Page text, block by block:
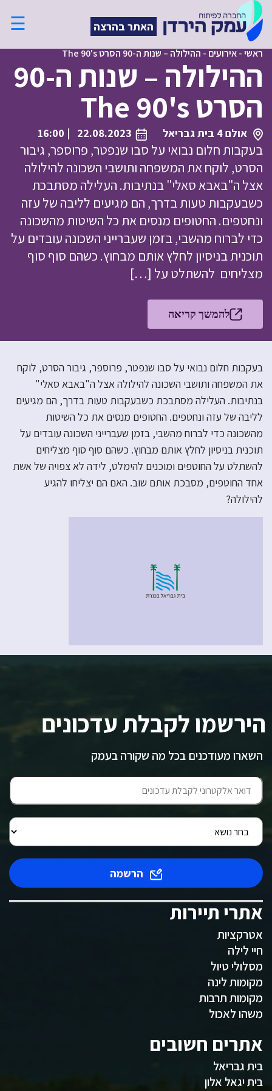
האתר בהרצה ☰
ראשי-אירועים - ההילולה – שנות ה-90 הסרט The 90's
ההילולה – שנות ה-90
הסרט The 90's
אולם 4 בית גבריאל 22.08.2023
| 16:00
בעקבות חלום נבואי על סבו שנפטר, פרוספר, גיבור
הסרט, לוקח את המשפחה ותושבי השכונה להילולה
אצל ה"באבא סאלי" בנתיבות. העלילה מסתבכת
כשבעקבות טעות בדרך, הם מגיעים לליבה של עזה
ונחטפים. החטופים מנסים את כל השיטות מהשכונה
כדי לברוח מהשבי, בזמן שעברייני השכונה עובדים על
תוכנית בניסיון לחלץ אותם מבחוץ. כשהם סוף סוף
מצליחים להשתלט על […]
להמשך קריאה
בעקבות חלום נבואי על סבו שנפטר, פרוספר, גיבור הסרט, לוקח
את המשפחה ותושבי השכונה להילולה אצל ה"באבא סאלי"
בנתיבות. העלילה מסתבכת כשבעקבות טעות בדרך, הם מגיעים
לליבה של עזה ונחטפים. החטופים מנסים את כל השיטות
מהשכונה כדי לברוח מהשבי, בזמן שעברייני השכונה עובדים על
תוכנית בניסיון לחלץ אותם מבחוץ. כשהם סוף סוף מצליחים
להשתלט על החוטפים ומוכנים להימלט, לידה לא צפויה של אשת
אחד החוטפים, מסבכת אותם שוב. האם הם יצליחו להגיע
להילולה?
הירשמו לקבלת עדכונים
השארו מעודכנים בכל מה שקורה בעמק
הרשמה
אתרי תיירות
אטרקציות
חיי לילה
מסלולי טיול
מקומות לינה
מקומות תרבות
משהו לאכול
אתרים חשובים
בית גבריאל
בית יגאל אלון